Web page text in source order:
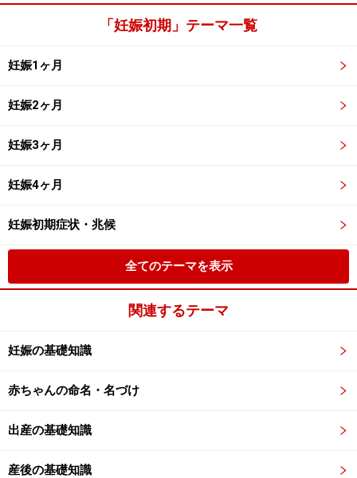
「妊娠初期」テーマ一覧
妊娠1ヶ月
妊娠2ヶ月
妊娠3ヶ月
妊娠4ヶ月
妊娠初期症状・兆候
全てのテーマを表示
関連するテーマ
妊娠の基礎知識
赤ちゃんの命名・名づけ
出産の基礎知識
産後の基礎知識